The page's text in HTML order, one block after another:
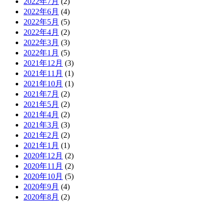
2022年6月 (4)
2022年5月 (5)
2022年4月 (2)
2022年3月 (3)
2022年1月 (5)
2021年12月 (3)
2021年11月 (1)
2021年10月 (1)
2021年7月 (2)
2021年5月 (2)
2021年4月 (2)
2021年3月 (3)
2021年2月 (2)
2021年1月 (1)
2020年12月 (2)
2020年11月 (2)
2020年10月 (5)
2020年9月 (4)
2020年8月 (2)